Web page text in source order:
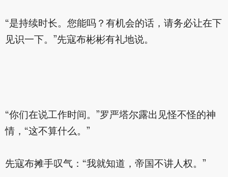
“是持续时长。您能吗？有机会的话，请务必让在下
见识一下。”先寇布彬彬有礼地说。
“你们在说工作时间。”罗严塔尔露出见怪不怪的神
情，“这不算什么。”
先寇布摊手叹气：“我就知道，帝国不讲人权。”